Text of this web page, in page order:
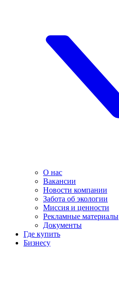
О нас
Вакансии
Новости компании
Забота об экологии
Миссия и ценности
Рекламные материалы
Документы
Где купить
Бизнесу